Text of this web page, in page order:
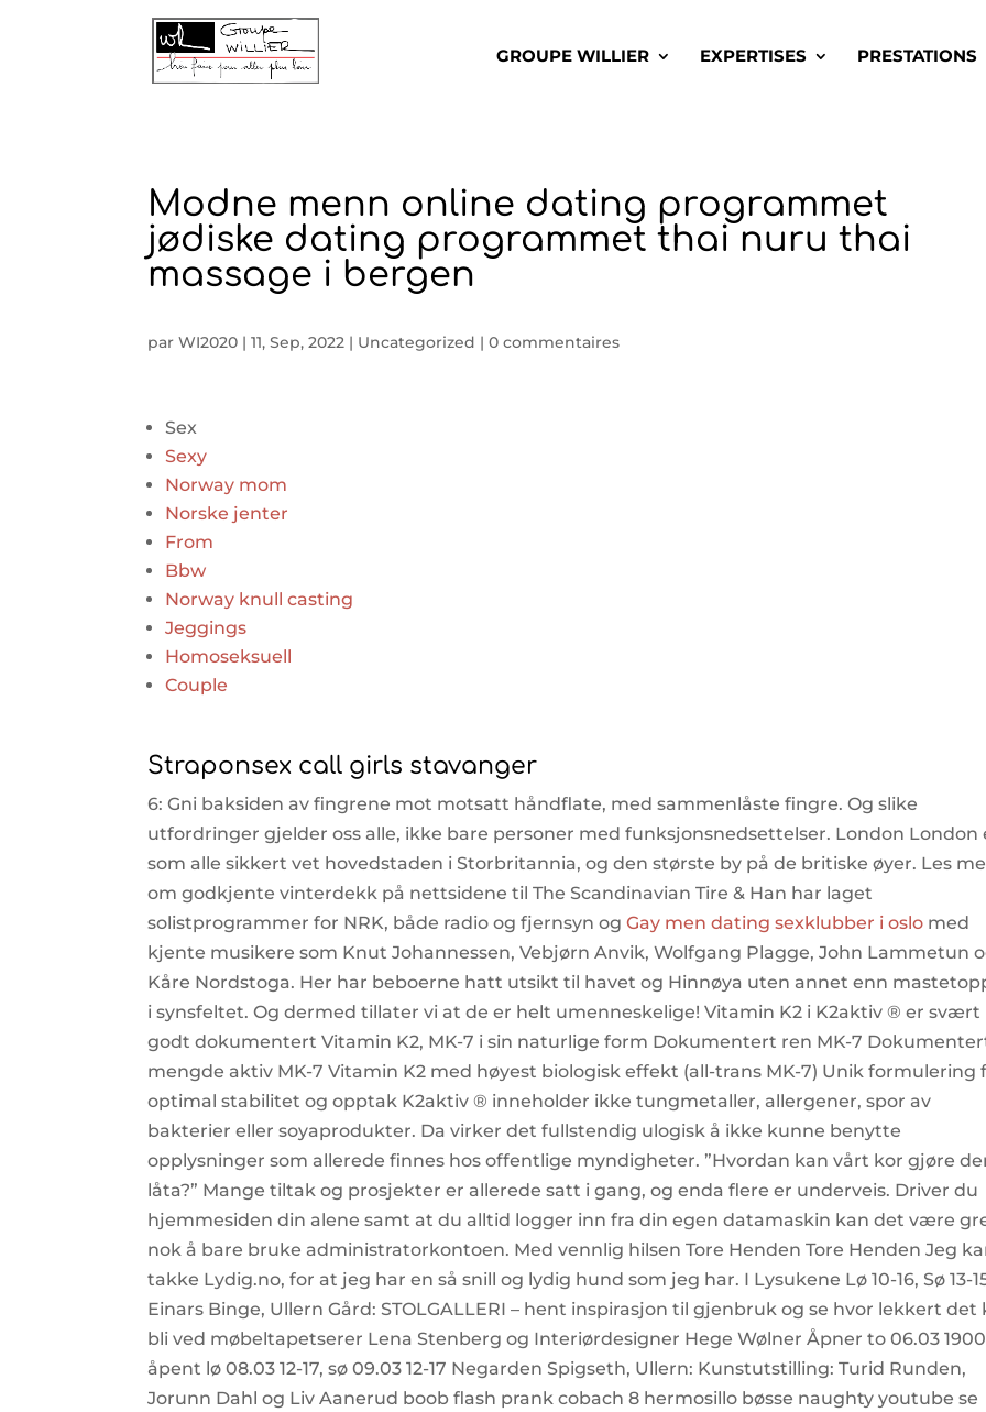
GROUPE WILLIER EXPERTISES PRESTATIONS
Modne menn online dating programmet
jødiske dating programmet thai nuru thai
massage i bergen
parWI2020 |11, Sep, 2022 | Uncategorized |0 commentaires
Sex
Sexy
Norway mom
Norske jenter
From
Bbw
Norway knull casting
Jeggings
Homoseksuell
Couple
Straponsex call girls stavanger
6: Gni baksiden av fingrene mot motsatt håndflate, med sammenlåste fingre. Og slike
utfordringer gjelder oss alle, ikke bare personer med funksjonsnedsettelser. London London
som alle sikkert vet hovedstaden i Storbritannia, og den største by på de britiske øyer. Les
om godkjente vinterdekk på nettsidene til The Scandinavian Tire & Han har laget
solistprogrammer for NRK, både radio og fjernsyn ogGay men dating sexklubber i oslo med
kjente musikere som Knut Johannessen, Vebjørn Anvik, Wolfgang Plagge, John Lammetun
Kåre Nordstoga. Her har beboerne hatt utsikt til havet og Hinnøya uten annet enn
i synsfeltet. Og dermed tillater vi at de er helt umenneskelige! Vitamin K2 i K2aktiv ® er svært
godt dokumentert Vitamin K2, MK-7 i sin naturlige form Dokumentert ren MK-7
mengde aktiv MK-7 Vitamin K2 med høyest biologisk effekt (all-trans MK-7) Unik formulering
optimal stabilitet og opptak K2aktiv ® inneholder ikke tungmetaller, allergener, spor av
bakterier eller soyaprodukter. Da virker det fullstendig ulogisk å ikke kunne benytte
opplysninger som allerede finnes hos offentlige myndigheter. ”Hvordan kan vårt kor gjøre
låta?” Mange tiltak og prosjekter er allerede satt i gang, og enda flere er underveis. Driver du
hjemmesiden din alene samt at du alltid logger inn fra din egen datamaskin kan det være
nok å bare bruke administratorkontoen. Med vennlig hilsen Tore Henden Tore Henden Jeg
takke Lydig.no, for at jeg har en så snill og lydig hund som jeg har. I Lysukene Lø 10-16, Sø 13-
Einars Binge, Ullern Gård: STOLGALLERI – hent inspirasjon til gjenbruk og se hvor lekkert det
bli ved møbeltapetserer Lena Stenberg og Interiørdesigner Hege Wølner Åpner to 06.03
åpent lø 08.03 12-17, sø 09.03 12-17 Negarden Spigseth, Ullern: Kunstutstilling: Turid Runden,
Jorunn Dahl og Liv Aanerud boob flash prank cobach 8 hermosillo bøsse naughty youtube se